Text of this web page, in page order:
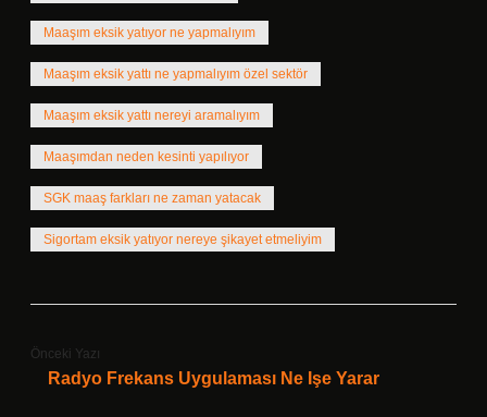
Maaşım eksik yatıyor ne yapmalıyım
Maaşım eksik yattı ne yapmalıyım özel sektör
Maaşım eksik yattı nereyi aramalıyım
Maaşımdan neden kesinti yapılıyor
SGK maaş farkları ne zaman yatacak
Sigortam eksik yatıyor nereye şikayet etmeliyim
Önceki Yazı
Radyo Frekans Uygulaması Ne Işe Yarar